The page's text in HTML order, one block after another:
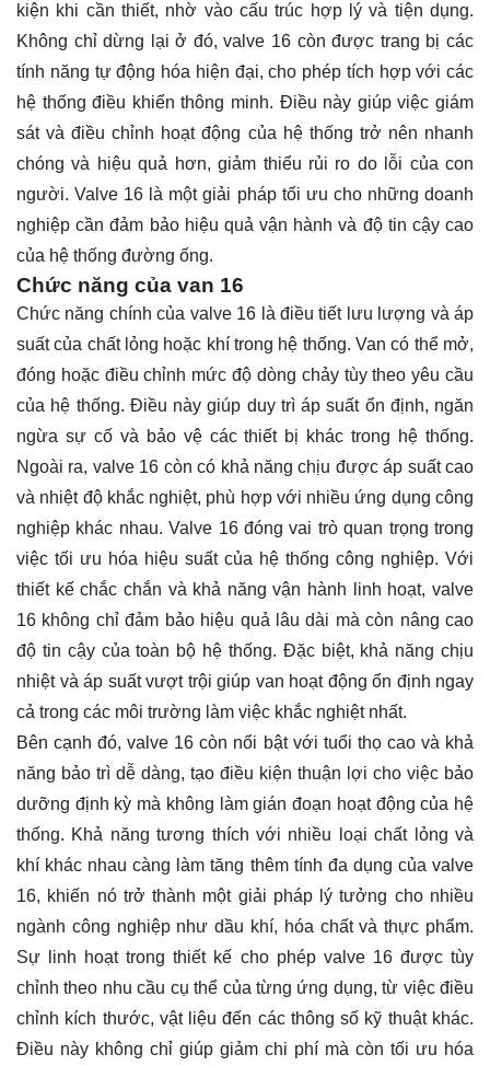
kiện khi cần thiết, nhờ vào cấu trúc hợp lý và tiện dụng.
Không chỉ dừng lại ở đó, valve 16 còn được trang bị các
tính năng tự động hóa hiện đại, cho phép tích hợp với các
hệ thống điều khiển thông minh. Điều này giúp việc giám
sát và điều chỉnh hoạt động của hệ thống trở nên nhanh
chóng và hiệu quả hơn, giảm thiểu rủi ro do lỗi của con
người. Valve 16 là một giải pháp tối ưu cho những doanh
nghiệp cần đảm bảo hiệu quả vận hành và độ tin cậy cao
của hệ thống đường ống.
Chức năng của van 16
Chức năng chính của valve 16 là điều tiết lưu lượng và áp
suất của chất lỏng hoặc khí trong hệ thống. Van có thể mở,
đóng hoặc điều chỉnh mức độ dòng chảy tùy theo yêu cầu
của hệ thống. Điều này giúp duy trì áp suất ổn định, ngăn
ngừa sự cố và bảo vệ các thiết bị khác trong hệ thống.
Ngoài ra, valve 16 còn có khả năng chịu được áp suất cao
và nhiệt độ khắc nghiệt, phù hợp với nhiều ứng dụng công
nghiệp khác nhau. Valve 16 đóng vai trò quan trọng trong
việc tối ưu hóa hiệu suất của hệ thống công nghiệp. Với
thiết kế chắc chắn và khả năng vận hành linh hoạt, valve
16 không chỉ đảm bảo hiệu quả lâu dài mà còn nâng cao
độ tin cậy của toàn bộ hệ thống. Đặc biệt, khả năng chịu
nhiệt và áp suất vượt trội giúp van hoạt động ổn định ngay
cả trong các môi trường làm việc khắc nghiệt nhất.
Bên cạnh đó, valve 16 còn nổi bật với tuổi thọ cao và khả
năng bảo trì dễ dàng, tạo điều kiện thuận lợi cho việc bảo
dưỡng định kỳ mà không làm gián đoạn hoạt động của hệ
thống. Khả năng tương thích với nhiều loại chất lỏng và
khí khác nhau càng làm tăng thêm tính đa dụng của valve
16, khiến nó trở thành một giải pháp lý tưởng cho nhiều
ngành công nghiệp như dầu khí, hóa chất và thực phẩm.
Sự linh hoạt trong thiết kế cho phép valve 16 được tùy
chỉnh theo nhu cầu cụ thể của từng ứng dụng, từ việc điều
chỉnh kích thước, vật liệu đến các thông số kỹ thuật khác.
Điều này không chỉ giúp giảm chi phí mà còn tối ưu hóa